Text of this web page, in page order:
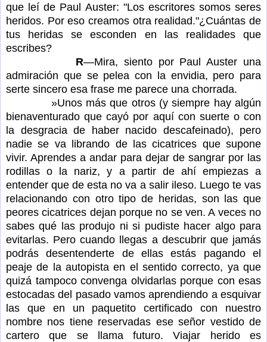
que leí de Paul Auster: "Los escritores somos seres
heridos. Por eso creamos otra realidad."¿Cuántas de
tus heridas se esconden en las realidades que
escribes?
R—Mira, siento por Paul Auster una
admiración que se pelea con la envidia, pero para
serte sincero esa frase me parece una chorrada.
»Unos más que otros (y siempre hay algún
bienaventurado que cayó por aquí con suerte o con
la desgracia de haber nacido descafeinado), pero
nadie se va librando de las cicatrices que supone
vivir. Aprendes a andar para dejar de sangrar por las
rodillas o la nariz, y a partir de ahí empiezas a
entender que de esta no va a salir ileso. Luego te vas
relacionando con otro tipo de heridas, son las que
peores cicatrices dejan porque no se ven. A veces no
sabes qué las produjo ni si pudiste hacer algo para
evitarlas. Pero cuando llegas a descubrir que jamás
podrás desentenderte de ellas estás pagando el
peaje de la autopista en el sentido correcto, ya que
quizá tampoco convenga olvidarlas porque con esas
estocadas del pasado vamos aprendiendo a esquivar
las que en un paquetito certificado con nuestro
nombre nos tiene reservadas ese señor vestido de
cartero que se llama futuro. Viajar herido es